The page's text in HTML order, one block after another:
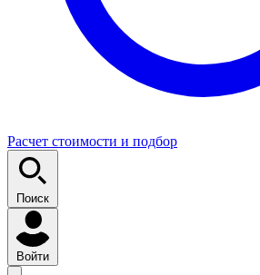
Расчет стоимости и подбор
Поиск
Войти